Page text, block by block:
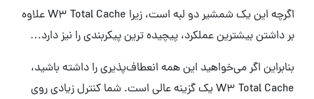
اگرچه این یک شمشیر دو لبه است، زیرا W3 Total Cache علاوه
بر داشتن بیشترین عملکرد، پیچیده ترین پیکربندی را نیز دارد…
بنابراین اگر می‌خواهید این همه انعطاف‌پذیری را داشته باشید،
W3 Total Cache یک گزینه عالی است. شما کنترل زیادی روی